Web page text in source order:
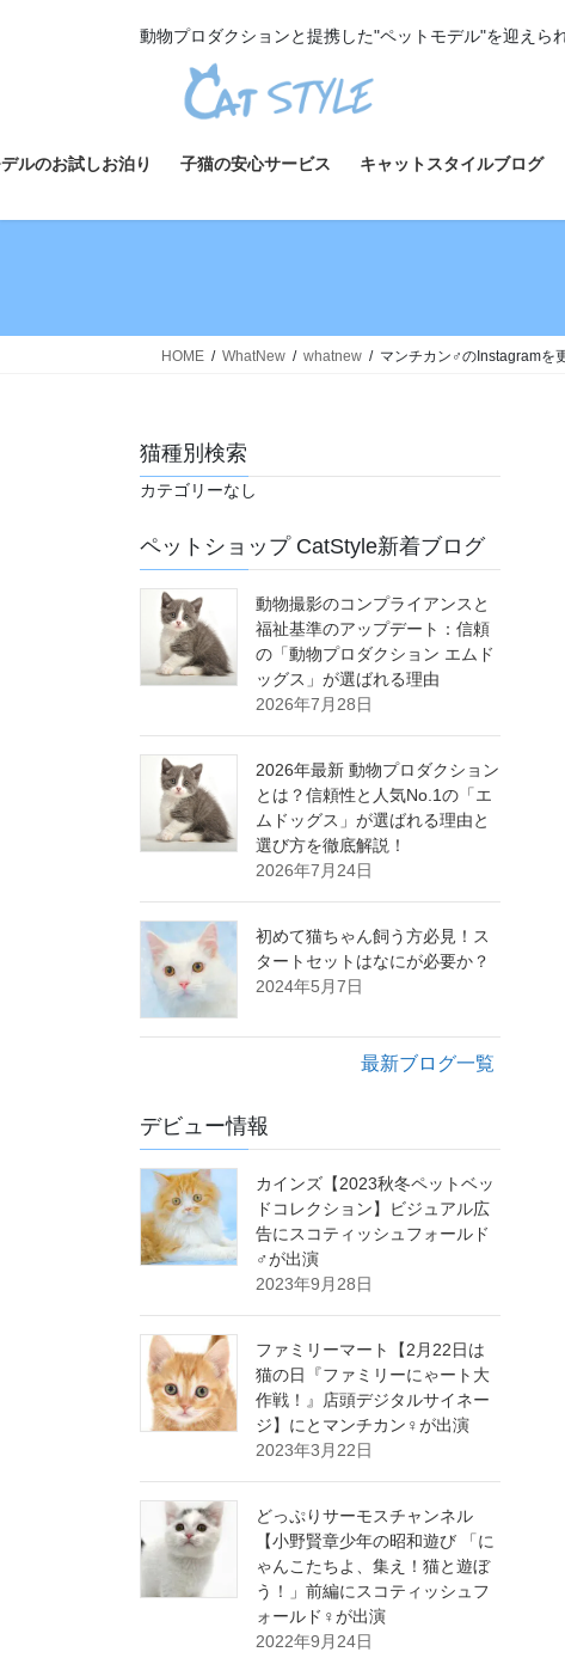
へ
ョ
動物プロダクションと提携した"ペットモデル"を迎えら
ルのお試しお泊り 子猫の安心サービス キャットスタイルブログ
HOME WhatNew whatnew マンチカン♂のInstagramを
猫種別検索
カテゴリーなし
ペットショップ CatStyle新着ブログ
動物撮影のコンプライアンスと
福祉基準のアップデート：信頼
の「動物プロダクション エムド
ッグス」が選ばれる理由
2026年7月28日
2026年最新 動物プロダクション
とは？信頼性と人気No.1の「エ
ムドッグス」が選ばれる理由と
選び方を徹底解説！
2026年7月24日
初めて猫ちゃん飼う方必見！ス
タートセットはなにが必要か？
2024年5月7日
最新ブログ一覧
デビュー情報
カインズ【2023秋冬ペットベッ
ドコレクション】ビジュアル広
告にスコティッシュフォールド
♂が出演
2023年9月28日
ファミリーマート【2月22日は
猫の日『ファミリーにゃート大
作戦！』店頭デジタルサイネー
ジ】にとマンチカン♀が出演
2023年3月22日
どっぷりサーモスチャンネル
【小野賢章少年の昭和遊び 「に
ゃんこたちよ、集え！猫と遊ぼ
う！」前編にスコティッシュフ
ォールド♀が出演
2022年9月24日